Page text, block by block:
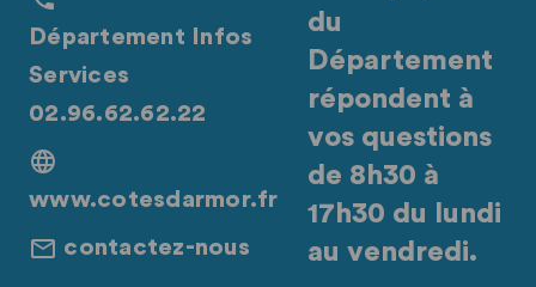
Département Infos
Services
02.96.62.62.22
www.cotesdarmor.fr
contactez-nous
du
Département
répondent à
vos questions
de 8h30 à
17h30 du lundi
au vendredi.